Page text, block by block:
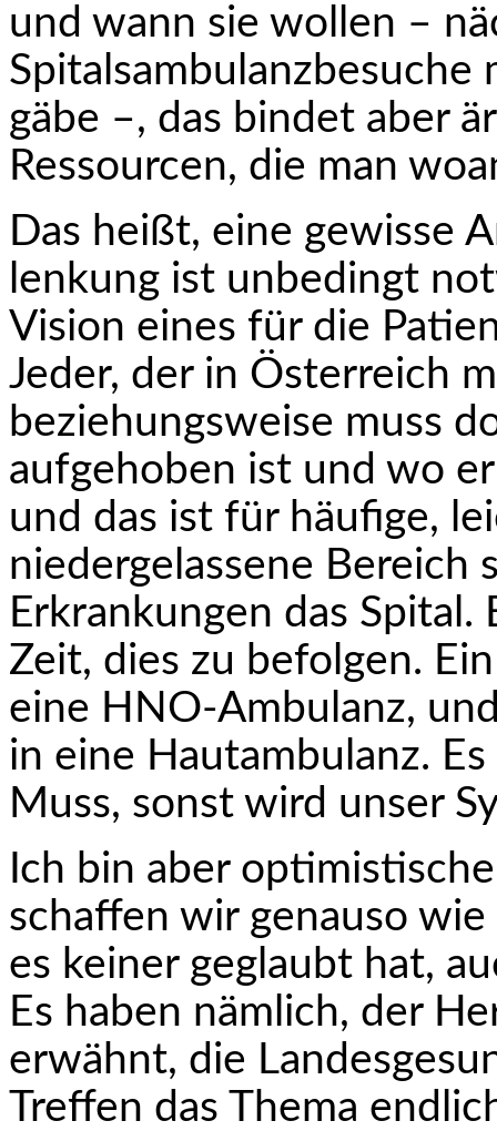
und wann sie wollen –
gäbe –, das bindet aber
Ressourcen, die man
Das heißt, eine gewisse
lenkung ist unbedingt
Vision eines für die
Jeder, der in Österreich
bezie­hungs­weise muss
aufgehoben ist und wo
und das ist für häufige,
niedergelassene
Erkrankungen das
Zeit, dies zu befolgen.
eine HNO-Ambulanz,
in eine Hautambulanz.
Muss, sonst wird unser
Ich bin aber
schaffen wir genauso
es keiner geglaubt hat,
Es haben nämlich, der
erwähnt, die
Treffen das Thema